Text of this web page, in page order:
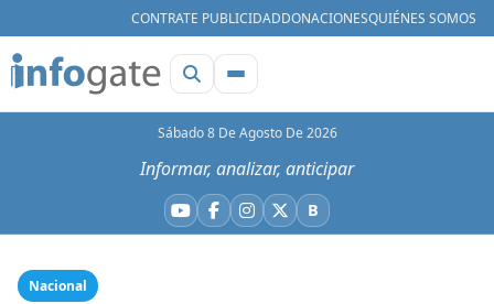
CONTRATE PUBLICIDADDONACIONESQUIÉNES SOMOS
Sábado 8 De Agosto De 2026
Informar, analizar, anticipar
YouTube
Facebook
Instagram
X BBluesky
Nacional